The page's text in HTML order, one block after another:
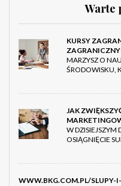
Warte
KURSY
MARZYSZ O
ŚRODOWISKU,
JAK
W DZISIEJSZYM
OSIĄGNIĘCIE
WWW.BKG.COM.PL/SLUPY-